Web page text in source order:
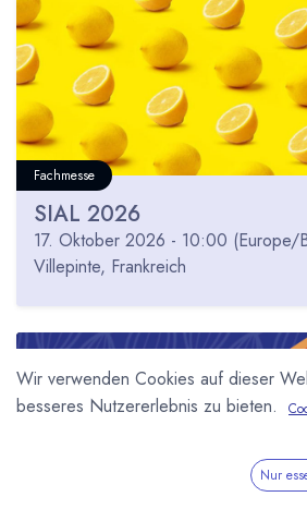
Fachmesse
SIAL 2026
17. Oktober 2026 - 10:00 (Europe/
Villepinte, Frankreich
Wir verwenden Cookies auf dieser
besseres Nutzererlebnis zu bieten.
Nur